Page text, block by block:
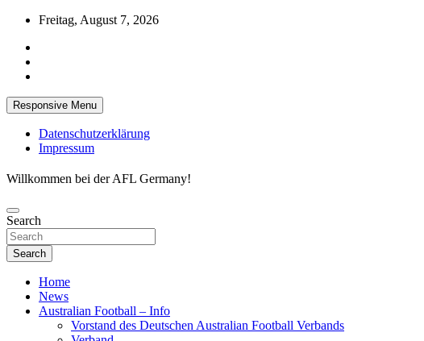
Skip
content
Freitag, August 7, 2026
Responsive Menu
Datenschutzerklärung
Impressum
Willkommen bei der AFL Germany!
Search
Search
Home
News
Australian Football – Info
Vorstand des Deutschen Australian Football Verbands